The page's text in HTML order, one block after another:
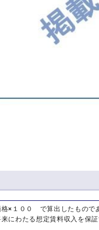
×１００ で算出したもので
にわたる想定賃料収入を保証